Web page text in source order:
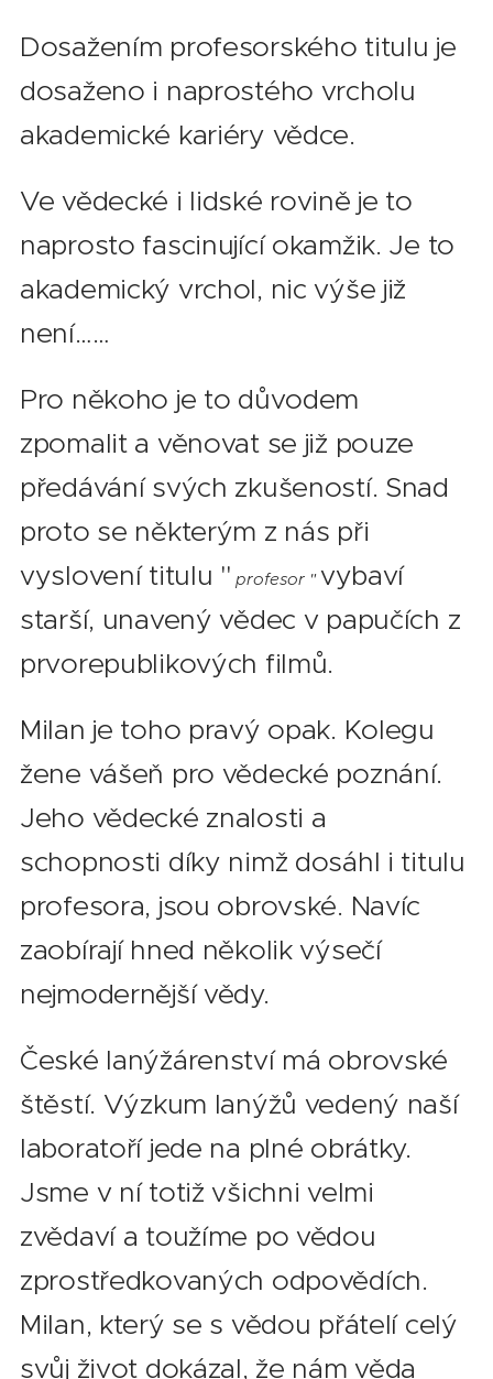
Dosažením profesorského titulu je
dosaženo i naprostého vrcholu
akademické kariéry vědce.
Ve vědecké i lidské rovině je to
naprosto fascinující okamžik. Je to
akademický vrchol, nic výše již
není……
Pro někoho je to důvodem
zpomalit a věnovat se již pouze
předávání svých zkušeností. Snad
proto se některým z nás při
vyslovení titulu " profesor "vybaví
starší, unavený vědec v papučích z
prvorepublikových filmů.
Milan je toho pravý opak. Kolegu
žene vášeň pro vědecké poznání.
Jeho vědecké znalosti a
schopnosti díky nimž dosáhl i titulu
profesora, jsou obrovské. Navíc
zaobírají hned několik výsečí
nejmodernější vědy.
České lanýžárenství má obrovské
štěstí. Výzkum lanýžů vedený naší
laboratoří jede na plné obrátky.
Jsme v ní totiž všichni velmi
zvědaví a toužíme po vědou
zprostředkovaných odpovědích.
Milan, který se s vědou přátelí celý
svůj život dokázal, že nám věda